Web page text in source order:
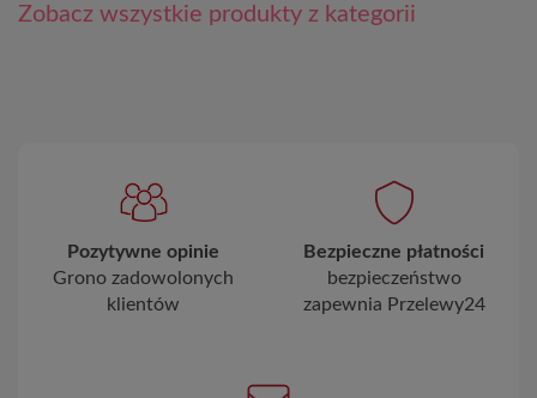
Zobacz wszystkie produkty z kategorii
Pozytywne opinie
Grono zadowolonych
klientów
Bezpieczne płatności
bezpieczeństwo
zapewnia Przelewy24